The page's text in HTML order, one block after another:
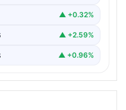
▲ +0.32%
▲ +2.59%
▲ +0.96%